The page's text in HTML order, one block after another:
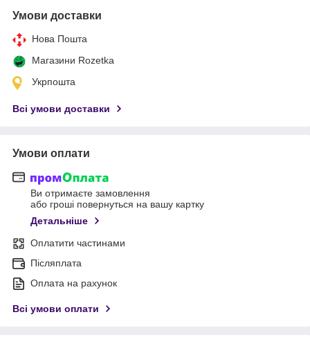
Умови доставки
Нова Пошта
Магазини Rozetka
Укрпошта
Всі умови доставки
Умови оплати
Ви отримаєте замовлення
або гроші повернуться на вашу картку
Детальніше
Оплатити частинами
Післяплата
Оплата на рахунок
Всі умови оплати